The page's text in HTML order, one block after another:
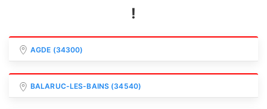
!
AGDE (34300)
BALARUC-LES-BAINS (34540)